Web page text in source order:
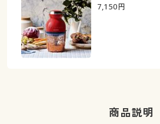
7,150円
商品説明